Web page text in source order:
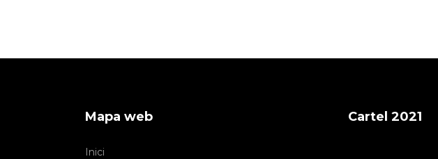
Mapa web
Inici
Cartel 2021